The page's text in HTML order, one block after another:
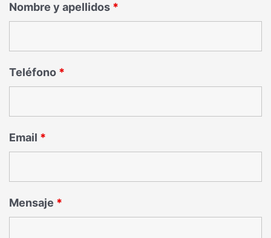
Nombre y apellidos *
Teléfono *
Email *
Mensaje *